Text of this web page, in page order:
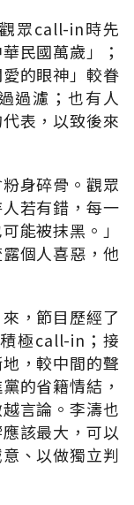
眾call-in時先
民國萬歲」；
的眼神」較眷
過濾；也有人
表，以致後來
身碎骨。觀眾
若有錯，每一
能被抹黑。」
個人喜惡，他
，節目歷經了
極call-in；接
，較中間的聲
的省籍情結，
言論。李濤也
該最大，可以
、以做獨立判